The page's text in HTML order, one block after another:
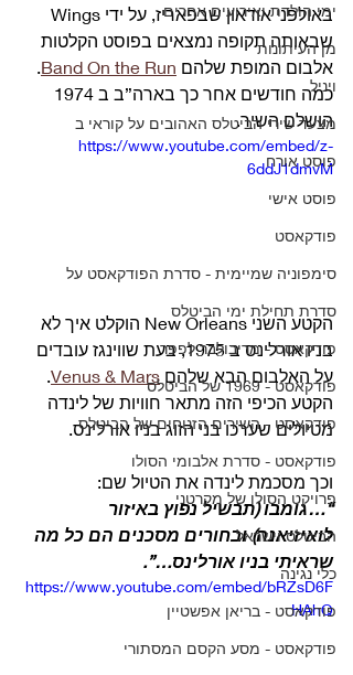
ימי הולדת ואירועים אחרים
מן העיתונות
ויניל
מצעד שירי הביטלס האהובים על קוראי ב
פוסט אורח
פוסט אישי
פודקאסט
סימפוניה שמיימית - סדרת הפודקאסט על
סדרת תחילת ימי הביטלס
פודקאסט - מריבולבר לפפר
פודקאסט - 1969 של הביטלס
פודקאסט - השירים הזנוחים של הביטלס
פודקאסט - סדרת אלבומי הסולו
פרויקט הסולו של מקרטני
הביטלס וישראל
כלי נגינה
פודקאסט - בריאן אפשטיין
פודקאסט - מסע הקסם המסתורי
שבאותה תקופה נמצאים בפוסט הקלטות
אלבום המופת שלהם Band On the Run
.
הושלם השיר.
https://www.youtube.com/embed/z-
6ddJ1dmvM
הקטע השני New Orleans הוקלט איך לא
בניו אורלינס ב 1975, בעת שווינגז עובדים
על האלבום הבא שלהם Venus & Mars
.
הקטע הכיפי הזה מתאר חוויות של לינדה
מטיולים שערכו בני הזוג בניו אורלינס.
וכך מסכמת לינדה את הטיול שם:
“…גומבו (תבשיל נפוץ באיזור
לואיזיאנה) ובחורים מסכנים הם כל מה
שראיתי בניו אורלינס…”.
https://www.youtube.com/embed/bRZsD6F
HAhQ